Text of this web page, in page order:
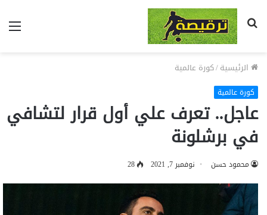
بحث
عن
الرئيسية/كورة عالمية
كورة عالمية
عاجل.. تعرف علي أول قرار لتشافي
في برشلونة
محمود حسن نوفمبر 7, 2021 28